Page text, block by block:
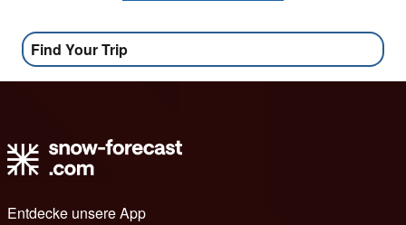
Find Your Trip
Entdecke unsere App